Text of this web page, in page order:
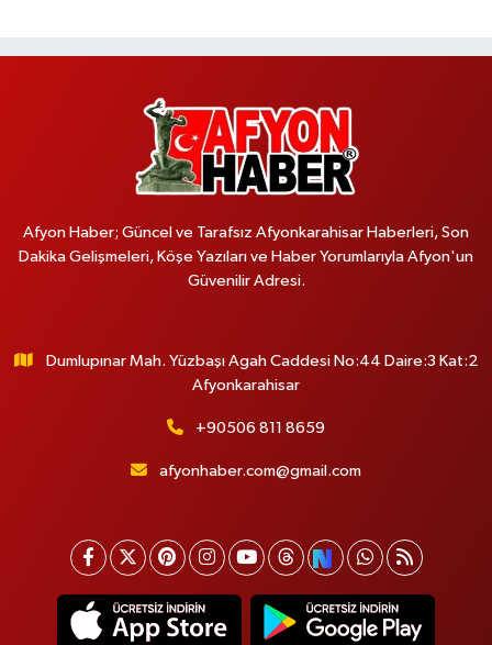
Afyon Haber; Güncel ve Tarafsız Afyonkarahisar Haberleri, Son
Dakika Gelişmeleri, Köşe Yazıları ve Haber Yorumlarıyla Afyon'un
Güvenilir Adresi.
Dumlupınar Mah. Yüzbaşı Agah Caddesi No:44 Daire:3 Kat:2
Afyonkarahisar
+90506 811 8659
afyonhaber.com@gmail.com